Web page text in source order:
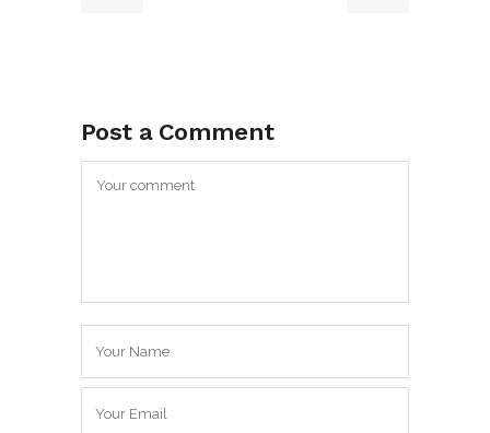
Post a Comment